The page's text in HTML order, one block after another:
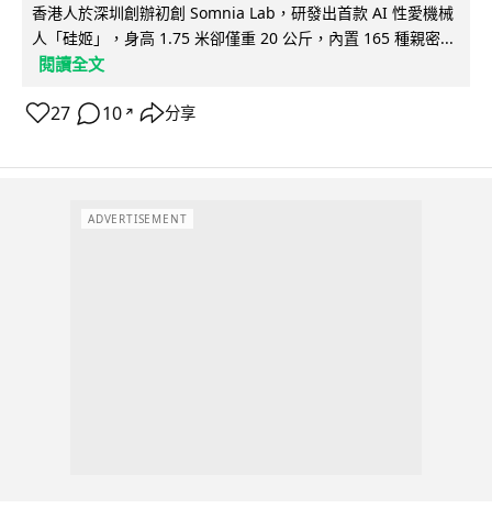
香港人於深圳創辦初創 Somnia Lab，研發出首款 AI 性愛機械
人「硅姬」，身高 1.75 米卻僅重 20 公斤，內置 165 種親密...
閱讀全文
27 10 ↗ 分享
ADVERTISEMENT